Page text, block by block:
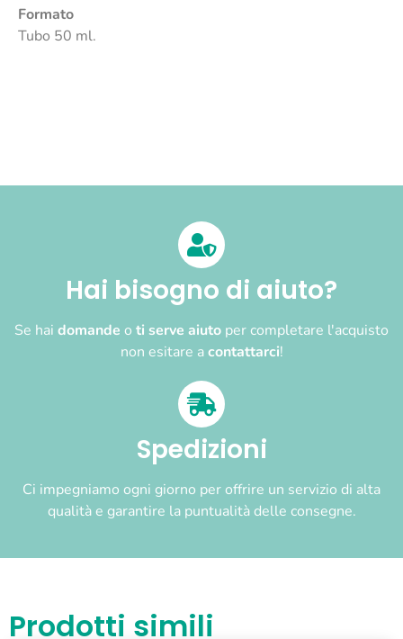
Formato
Tubo 50 ml.
Hai bisogno di aiuto?
Se hai domande o ti serve aiuto per completare l'acquisto
non esitare acontattarci!
Spedizioni
Ci impegniamo ogni giorno per offrire un servizio di alta
qualità e garantire la puntualità delle consegne.
Prodotti simili